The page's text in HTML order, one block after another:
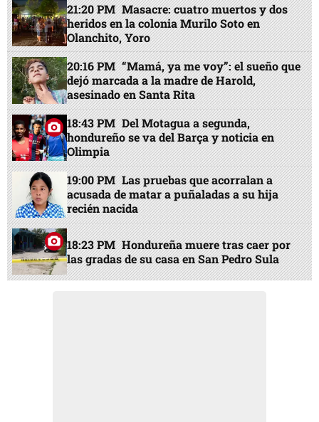
21:20 PM Masacre: cuatro muertos y dos
heridos en la colonia Murilo Soto en
Olanchito, Yoro
20:16 PM “Mamá, ya me voy”: el sueño que
dejó marcada a la madre de Harold,
asesinado en Santa Rita
18:43 PM Del Motagua a segunda,
hondureño se va del Barça y noticia en
Olimpia
19:00 PM Las pruebas que acorralan a
acusada de matar a puñaladas a su hija
recién nacida
18:23 PM Hondureña muere tras caer por
las gradas de su casa en San Pedro Sula